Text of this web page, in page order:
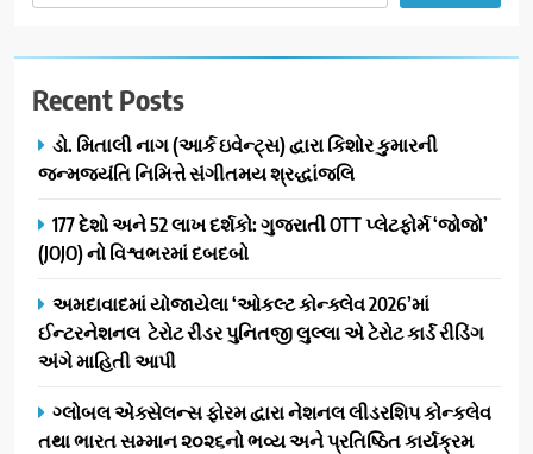
Recent Posts
ડો. મિતાલી નાગ (આર્ક ઇવેન્ટ્સ) દ્વારા કિશોર કુમારની
જન્મજયંતિ નિમિત્તે સંગીતમય શ્રદ્ધાંજલિ
177 દેશો અને 52 લાખ દર્શકો: ગુજરાતી OTT પ્લેટફોર્મ ‘જોજો’
(JOJO) નો વિશ્વભરમાં દબદબો
અમદાવાદમાં યોજાયેલા ‘ઓકલ્ટ કોન્ક્લેવ 2026’માં
ઈન્ટરનેશનલ ટેરોટ રીડર પુનિતજી લુલ્લા એ ટેરોટ કાર્ડ રીડિંગ
અંગે માહિતી આપી
ગ્લોબલ એક્સેલન્સ ફોરમ દ્વારા નેશનલ લીડરશિપ કોન્કલેવ
તથા ભારત સમ્માન ૨૦૨૬નો ભવ્ય અને પ્રતિષ્ઠિત કાર્યક્રમ